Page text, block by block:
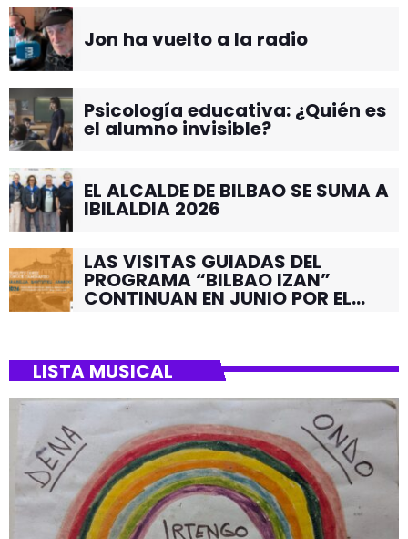
Jon ha vuelto a la radio
Psicología educativa: ¿Quién es
el alumno invisible?
EL ALCALDE DE BILBAO SE SUMA A
IBILALDIA 2026
LAS VISITAS GUIADAS DEL
PROGRAMA “BILBAO IZAN”
CONTINUAN EN JUNIO POR EL
LISTA MUSICAL